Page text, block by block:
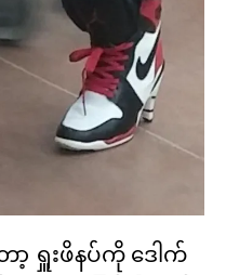
ရှူးဖိနပ်ကို ဒေါက်